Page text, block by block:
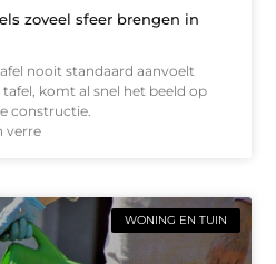
zoveel sfeer brengen in
nooit standaard aanvoelt
komt al snel het beeld op
constructie.
verre
WONING EN TUIN